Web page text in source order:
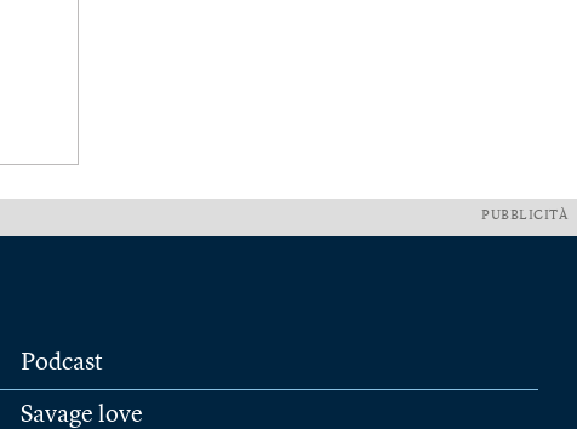
PUBBLICITÀ
Podcast
Savage love